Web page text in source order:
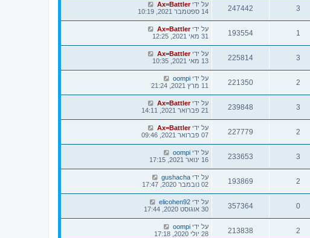
3
247442 על ידיAx=Battler
14 ספטמבר 2021, 10:19
1
193554 על ידיAx=Battler
31 מאי 2021, 12:25
3
225814 על ידיAx=Battler
13 מאי 2021, 10:35
2
221350 על ידי oompi
11 מרץ 2021, 21:24
3
239848 על ידיAx=Battler
21 פברואר 2021, 14:11
2
227779 על ידיAx=Battler
07 פברואר 2021, 09:46
3
233653 על ידי oompi
16 ינואר 2021, 17:15
2
193869 על ידי gushacha
02 נובמבר 2020, 17:47
0
357364 על ידי elicohen92
30 אוגוסט 2020, 17:44
2
213838 על ידי oompi
28 יולי 2020, 17:18